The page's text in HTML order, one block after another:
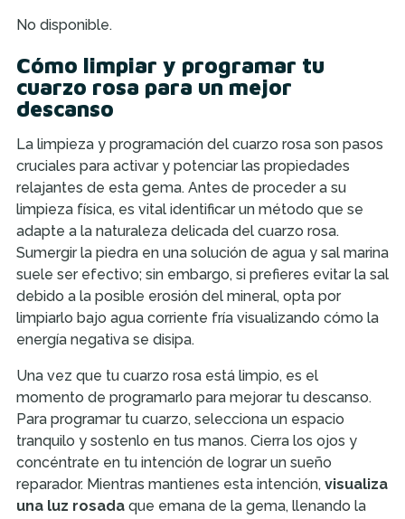
No disponible.
Cómo limpiar y programar tu
cuarzo rosa para un mejor
descanso
La limpieza y programación del cuarzo rosa son pasos
cruciales para activar y potenciar las propiedades
relajantes de esta gema. Antes de proceder a su
limpieza física, es vital identificar un método que se
adapte a la naturaleza delicada del cuarzo rosa.
Sumergir la piedra en una solución de agua y sal marina
suele ser efectivo; sin embargo, si prefieres evitar la sal
debido a la posible erosión del mineral, opta por
limpiarlo bajo agua corriente fría visualizando cómo la
energía negativa se disipa.
Una vez que tu cuarzo rosa está limpio, es el
momento de programarlo para mejorar tu descanso.
Para programar tu cuarzo, selecciona un espacio
tranquilo y sostenlo en tus manos. Cierra los ojos y
concéntrate en tu intención de lograr un sueño
reparador. Mientras mantienes esta intención, visualiza
una luz rosada que emana de la gema, llenando la